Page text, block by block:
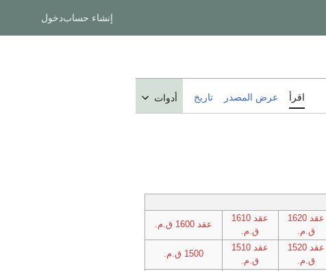
إنشاء حسابدخول
اقرأ عرض المصدر تاريخ أدوات
عقد 1620
ق.م.
عقد 1610
ق.م.
عقد 1600 ق.م.
عقد 1520
ق.م.
عقد 1510
ق.م.
1500 ق.م.